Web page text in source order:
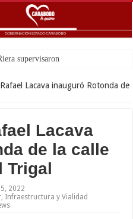
Lacava inauguró Rotonda de
Lacava
de la calle
Trigal
2022
Infraestructura y Vialidad